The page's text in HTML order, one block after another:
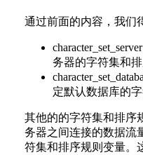
通过前面的内容，我们
务器的字符集和排
定默认数据库的
其他的的字符集和排序
务器之间连接的数据流
符集和排序规则变量。